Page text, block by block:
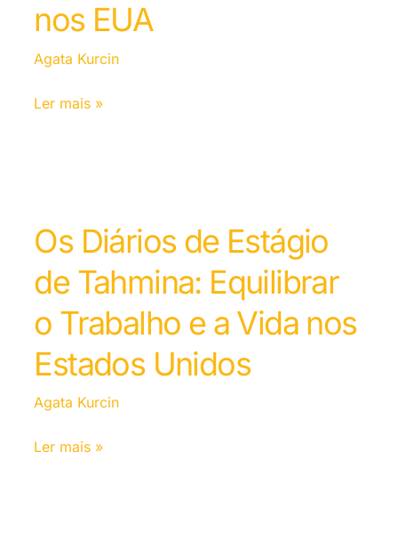
nos EUA
Agata Kurcin
Ler mais »
Os Diários de Estágio
de Tahmina: Equilibrar
o Trabalho e a Vida nos
Estados Unidos
Agata Kurcin
Ler mais »